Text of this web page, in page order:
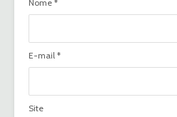
Nome *
E-mail *
Site